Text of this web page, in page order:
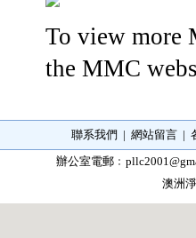
To view more
the MMC
聯系我們 | 網站留言|
辦公室電郵﹕
澳洲